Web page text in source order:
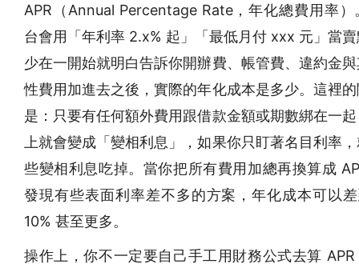
APR（Annual Percentage Rate，年化總費用率）
台會用「年利率 2.x% 起」「最低月付 xxx 元」當
少在一開始就明白告訴你開辦費、帳管費、違約金
性費用加進去之後，實際的年化成本是多少。這裡
是：只要有任何額外費用跟借款金額或期數綁在一
上就會變成「變相利息」，如果你只盯著名目利率
些變相利息吃掉。當你把所有費用加總再換算成
發現有些表面利率差不多的方案，年化成本可以
10% 甚至更多。
操作上，你不一定要自己手工用財務公式去算